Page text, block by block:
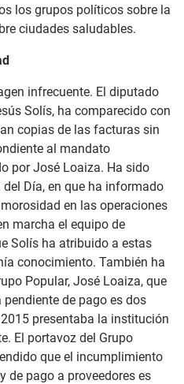
los grupos políticos sobre la
ciudades saludables.
infrecuente. El diputado
Solís, ha comparecido con
copias de las facturas sin
al mandato
por José Loaiza. Ha sido
Día, en que ha informado
en las operaciones
marcha el equipo de
Solís ha atribuido a estas
conocimiento. También ha
Popular, José Loaiza, que
de pago es dos
presentaba la institución
El portavoz del Grupo
que el incumplimiento
de pago a proveedores es